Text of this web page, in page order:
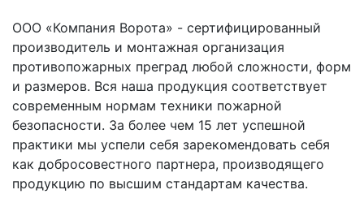
ООО «Компания Ворота» - сертифицированный
производитель и монтажная организация
противопожарных преград любой сложности, форм
и размеров. Вся наша продукция соответствует
современным нормам техники пожарной
безопасности. За более чем 15 лет успешной
практики мы успели себя зарекомендовать себя
как добросовестного партнера, производящего
продукцию по высшим стандартам качества.